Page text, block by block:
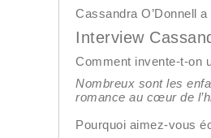
Cassandra O’Donnell
Interview
Comment invente-t-on
Nombreux sont les
romance au cœur de
Pourquoi aimez-vous